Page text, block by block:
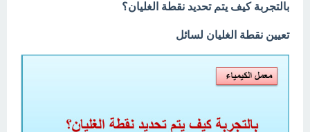
بالتجربة كيف يتم تحديد نقطة الغليان؟
تعيين نقطة الغليان لسائل